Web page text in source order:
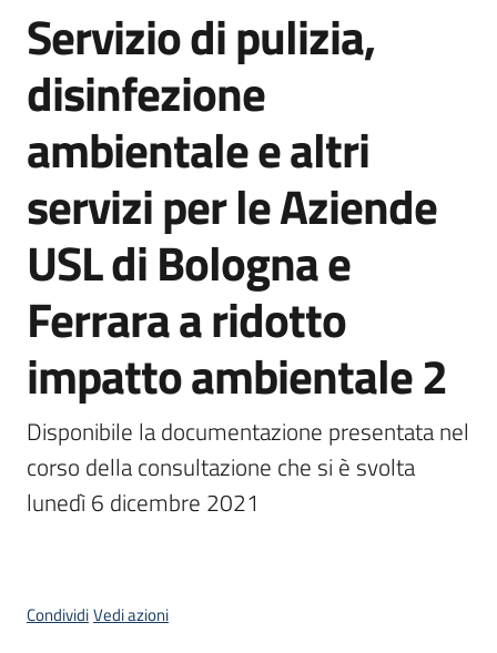
strumenti
di
Supporto
Piattaforme
telematiche
English
site
Salta al contenuto
Servizio di pulizia,
disinfezione
ambientale e altri
servizi per le Aziende
USL di Bologna e
Ferrara a ridotto
impatto ambientale 2
Disponibile la documentazione presentata nel
corso della consultazione che si è svolta
lunedì 6 dicembre 2021
CondividiVedi azioni